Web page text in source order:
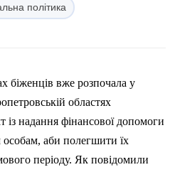
політика
біженців вже розпочала у
областях
із надання фінансової допомоги
аби полегшити їх
періоду. Як повідомили